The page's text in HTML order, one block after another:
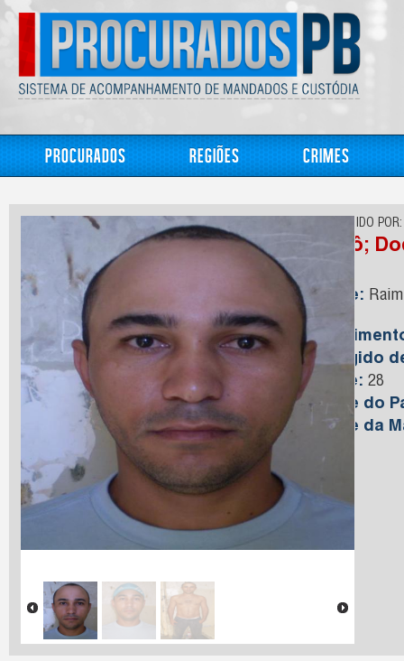
Procurados Regiões Crimes
CONHECIDO POR:
Dodô;
Nome:
Foragido
Idade: 28
Nome do
Nome da